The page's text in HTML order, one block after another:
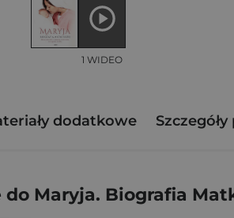
1 WIDEO
dodatkowe
do Maryja. Biografia